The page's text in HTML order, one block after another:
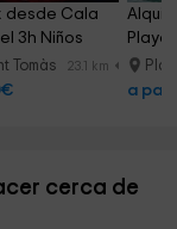
desde Cala
3h Niños
Tomàs 23.1 km
Playa
a
cerca de